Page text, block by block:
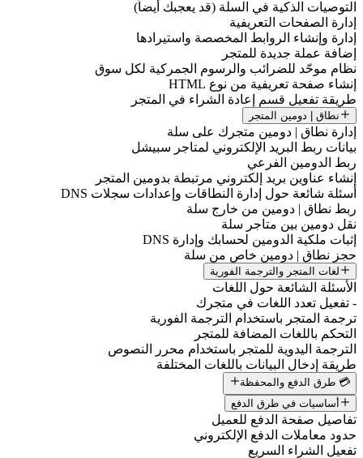
التوصيات الذكية في السلة (قد يعجبك أيضاً)
إدارة الصفحات التعريفية
إدارة وإنشاء الروابط المخصصة واستيرادها
إضافة عملة جديدة للمتجر
نظام موحّد للضرائب والرسوم الجمركية لكل سوق
إنشاء صفحة تعريفية من نوع HTML
طريقة تفعيل قسم إعادة الشراء في المتجر
نطاق | دومين المتجر
إدارة نطاق | دومين متجرك على سلة
بيانات ربط البريد الإلكتروني لمتاجر سبيشل
ربط الدومين الفرعي
إنشاء عناوين بريد إلكتروني مرتبطة بدومين المتجر
أسئلة شائعة حول إدارة النطاقات وإعدادات سجلات DNS
ربط نطاق | دومين من خارج سلة
نقل دومين بين متاجر سلة
إثبات ملكية الدومين لحسابك وإدارة DNS
حجز نطاق | دومين خاص من سلة
لغات المتجر والترجمة الفورية
الأسئلة الشائعة حول اللغات
- تفعيل تعدد اللغات في متجرك
ترجمة المتجر باستخدام الترجمة الفورية
التحكم باللغات المضافة للمتجر
الترجمة اليدوية للمتجر باستخدام محرر النصوص
طريقة إدخال البيانات باللغات المختلفة
💳 طرق الدفع والمحفظة
أساسيات في طرق الدفع
تفاصيل صفحة الدفع للعميل
حدود معاملات الدفع الإلكتروني
تفعيل الشراء السريع